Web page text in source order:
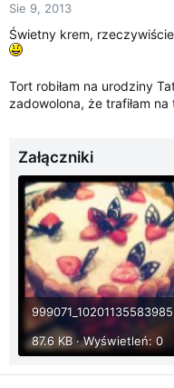
Sie 9, 2013
Świetny krem, rzeczywiście
Tort robiłam na urodziny
zadowolona, że trafiłam na
Załączniki
87.6 KB · Wyświetleń: 0